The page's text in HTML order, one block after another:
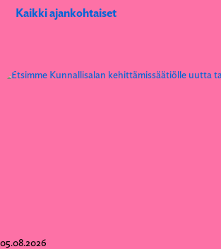
Kaikki ajankohtaiset
05.08.2026